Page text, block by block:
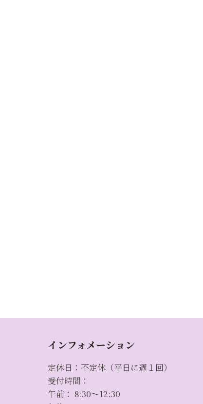
インフォメーション
定休日：不定休（平日に週１回）
受付時間：
午前： 8:30～12:30